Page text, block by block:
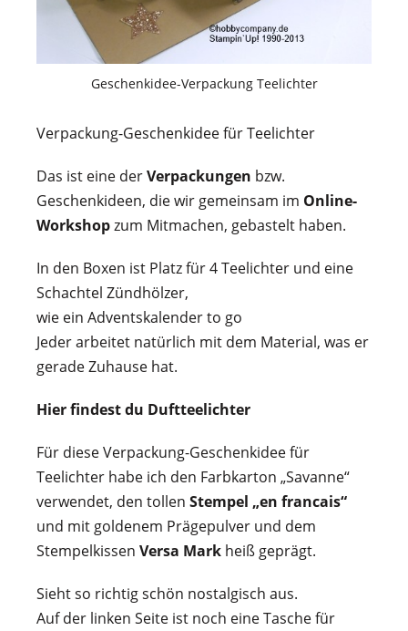
Geschenkidee-Verpackung Teelichter
Verpackung-Geschenkidee für Teelichter
Das ist eine derVerpackungen bzw.
Geschenkideen, die wir gemeinsam im Online-
Workshopzum Mitmachen, gebastelt haben.
In den Boxen ist Platz für 4 Teelichter und eine
Schachtel Zündhölzer,
wie ein Adventskalender to go
Jeder arbeitet natürlich mit dem Material, was er
gerade Zuhause hat.
Hier findest du Duftteelichter
Für diese Verpackung-Geschenkidee für
Teelichter habe ich den Farbkarton „Savanne“
verwendet, den tollen Stempel „en francais“
und mit goldenem Prägepulver und dem
Stempelkissen Versa Mark heiß geprägt.
Sieht so richtig schön nostalgisch aus.
Auf der linken Seite ist noch eine Tasche für